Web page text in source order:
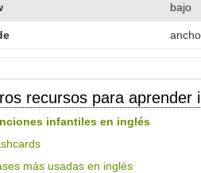
bajo
recursos para aprender
infantiles en inglés
más usadas en inglés